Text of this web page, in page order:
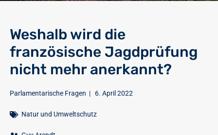
Weshalb wird die
französische Jagdprüfung
nicht mehr anerkannt?
Parlamentarische Fragen | 6. April 2022
Natur und Umweltschutz